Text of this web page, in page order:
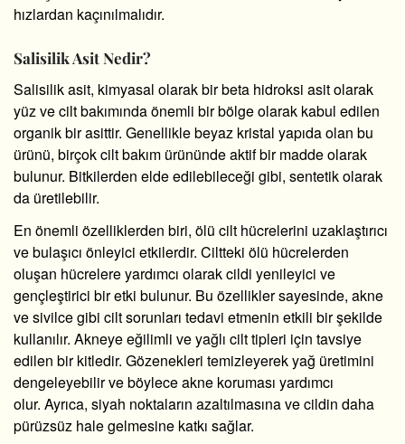
hızlardan kaçınılmalıdır.
Salisilik Asit Nedir?
Salisilik asit, kimyasal olarak bir beta hidroksi asit olarak
yüz ve cilt bakımında önemli bir bölge olarak kabul edilen
organik bir asittir. Genellikle beyaz kristal yapıda olan bu
ürünü, birçok cilt bakım ürününde aktif bir madde olarak
bulunur. Bitkilerden elde edilebileceği gibi, sentetik olarak
da üretilebilir.
En önemli özelliklerden biri, ölü cilt hücrelerini uzaklaştırıcı
ve bulaşıcı önleyici etkilerdir. Ciltteki ölü hücrelerden
oluşan hücrelere yardımcı olarak cildi yenileyici ve
gençleştirici bir etki bulunur. Bu özellikler sayesinde, akne
ve sivilce gibi cilt sorunları tedavi etmenin etkili bir şekilde
kullanılır. Akneye eğilimli ve yağlı cilt tipleri için tavsiye
edilen bir kitledir. Gözenekleri temizleyerek yağ üretimini
dengeleyebilir ve böylece akne koruması yardımcı
olur. Ayrıca, siyah noktaların azaltılmasına ve cildin daha
pürüzsüz hale gelmesine katkı sağlar.